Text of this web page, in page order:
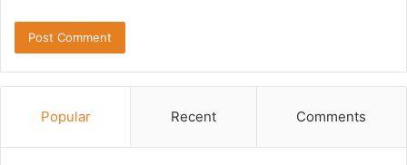
Popular Recent Comments